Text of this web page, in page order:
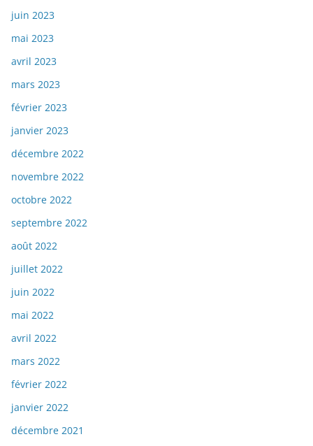
juin 2023
mai 2023
avril 2023
mars 2023
février 2023
janvier 2023
décembre 2022
novembre 2022
octobre 2022
septembre 2022
août 2022
juillet 2022
juin 2022
mai 2022
avril 2022
mars 2022
février 2022
janvier 2022
décembre 2021